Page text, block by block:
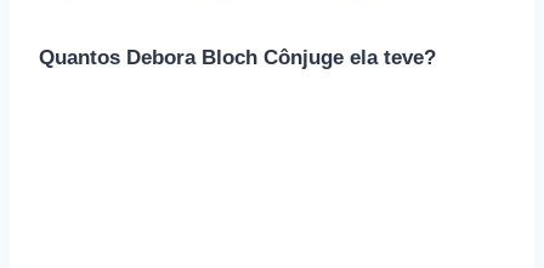
Quantos Debora Bloch Cônjuge ela teve?